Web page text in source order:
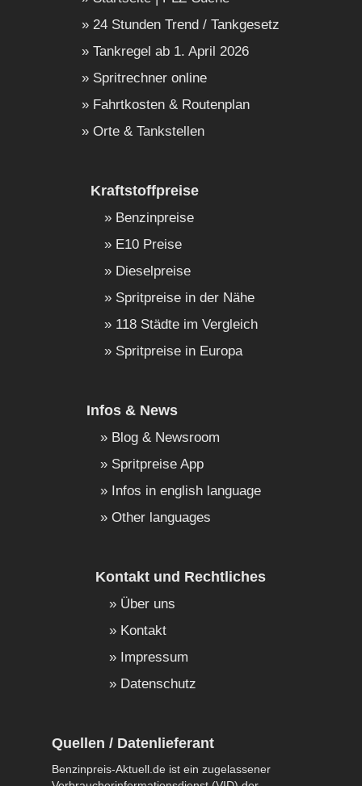
24 Stunden Trend / Tankgesetz
Tankregel ab 1. April 2026
Spritrechner online
Fahrtkosten & Routenplan
Orte & Tankstellen
Kraftstoffpreise
Benzinpreise
E10 Preise
Dieselpreise
Spritpreise in der Nähe
118 Städte im Vergleich
Spritpreise in Europa
Infos & News
Blog & Newsroom
Spritpreise App
Infos in english language
Other languages
Kontakt und Rechtliches
Über uns
Kontakt
Impressum
Datenschutz
Quellen / Datenlieferant
Benzinpreis-Aktuell.de ist ein zugelassener